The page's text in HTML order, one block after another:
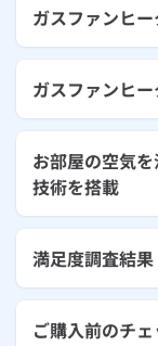
ガスファンヒ
ガスファンヒ
お部屋の空気
技術を搭載
満足度調査結果
ご購入前のチ